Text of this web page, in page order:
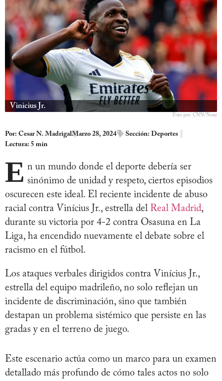
Vinicius Jr.
Foto por: CNN/None
Por: Cesar N. MadrigalMarzo 28, 2024 Sección: Deportes
Lectura: 5 min
E n un mundo donde el deporte debería ser
sinónimo de unidad y respeto, ciertos episodios
oscurecen este ideal. El reciente incidente de abuso
racial contra Vinícius Jr., estrella del Real Madrid,
durante su victoria por 4-2 contra Osasuna en La
Liga, ha encendido nuevamente el debate sobre el
racismo en el fútbol.
Los ataques verbales dirigidos contra Vinícius Jr.,
estrella del equipo madrileño, no solo reflejan un
incidente de discriminación, sino que también
destapan un problema sistémico que persiste en las
gradas y en el terreno de juego.
Este escenario actúa como un marco para un examen
detallado más profundo de cómo tales actos no solo